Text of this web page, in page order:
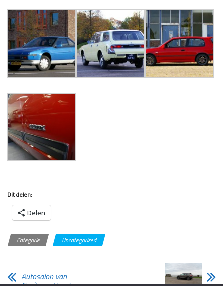
Dit delen:
Delen
Categorie Uncategorized
Autosalon van